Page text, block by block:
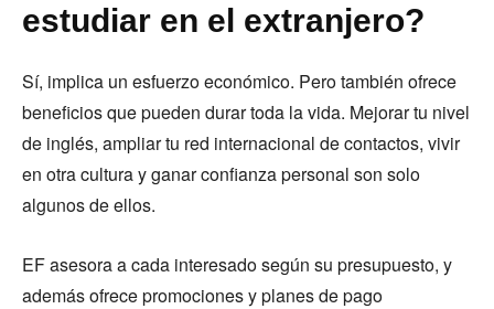
estudiar en el extranjero?
Sí, implica un esfuerzo económico. Pero también ofrece
beneficios que pueden durar toda la vida. Mejorar tu nivel
de inglés, ampliar tu red internacional de contactos, vivir
en otra cultura y ganar confianza personal son solo
algunos de ellos.
EF asesora a cada interesado según su presupuesto, y
además ofrece promociones y planes de pago